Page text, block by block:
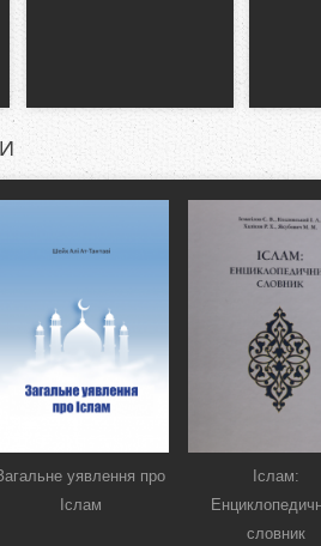
уявлення про
Іслам
Іслам:
словник